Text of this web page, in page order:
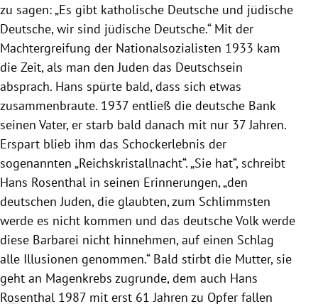
zu sagen: „Es gibt katholische Deutsche und jüdische
Deutsche, wir sind jüdische Deutsche.“ Mit der
Machtergreifung der Nationalsozialisten 1933 kam
die Zeit, als man den Juden das Deutschsein
absprach. Hans spürte bald, dass sich etwas
zusammenbraute. 1937 entließ die deutsche Bank
seinen Vater, er starb bald danach mit nur 37 Jahren.
Erspart blieb ihm das Schockerlebnis der
sogenannten „Reichskristallnacht“. „Sie hat“, schreibt
Hans Rosenthal in seinen Erinnerungen, „den
deutschen Juden, die glaubten, zum Schlimmsten
werde es nicht kommen und das deutsche Volk werde
diese Barbarei nicht hinnehmen, auf einen Schlag
alle Illusionen genommen.“ Bald stirbt die Mutter, sie
geht an Magenkrebs zugrunde, dem auch Hans
Rosenthal 1987 mit erst 61 Jahren zu Opfer fallen